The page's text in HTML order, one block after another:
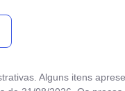
Alguns itens